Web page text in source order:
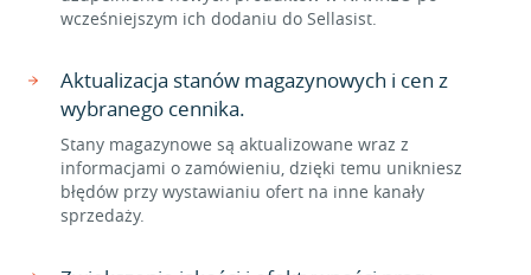
wcześniejszym ich dodaniu do Sellasist.
Aktualizacja stanów magazynowych i cen z
wybranego cennika.
Stany magazynowe są aktualizowane wraz z
informacjami o zamówieniu, dzięki temu unikniesz
błędów przy wystawianiu ofert na inne kanały
sprzedaży.